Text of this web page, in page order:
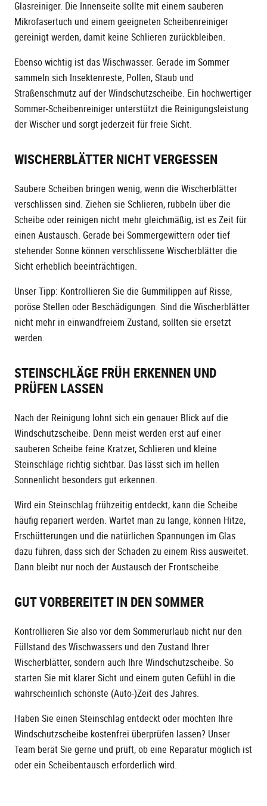
Glasreiniger. Die Innenseite sollte mit einem sauberen
Mikrofasertuch und einem geeigneten Scheibenreiniger
gereinigt werden, damit keine Schlieren zurückbleiben.
Ebenso wichtig ist das Wischwasser. Gerade im Sommer
sammeln sich Insektenreste, Pollen, Staub und
Straßenschmutz auf der Windschutzscheibe. Ein hochwertiger
Sommer-Scheibenreiniger unterstützt die Reinigungsleistung
der Wischer und sorgt jederzeit für freie Sicht.
WISCHERBLÄTTER NICHT VERGESSEN
Saubere Scheiben bringen wenig, wenn die Wischerblätter
verschlissen sind. Ziehen sie Schlieren, rubbeln über die
Scheibe oder reinigen nicht mehr gleichmäßig, ist es Zeit für
einen Austausch. Gerade bei Sommergewittern oder tief
stehender Sonne können verschlissene Wischerblätter die
Sicht erheblich beeinträchtigen.
Unser Tipp: Kontrollieren Sie die Gummilippen auf Risse,
poröse Stellen oder Beschädigungen. Sind die Wischerblätter
nicht mehr in einwandfreiem Zustand, sollten sie ersetzt
werden.
STEINSCHLÄGE FRÜH ERKENNEN UND
PRÜFEN LASSEN
Nach der Reinigung lohnt sich ein genauer Blick auf die
Windschutzscheibe. Denn meist werden erst auf einer
sauberen Scheibe feine Kratzer, Schlieren und kleine
Steinschläge richtig sichtbar. Das lässt sich im hellen
Sonnenlicht besonders gut erkennen.
Wird ein Steinschlag frühzeitig entdeckt, kann die Scheibe
häufig repariert werden. Wartet man zu lange, können Hitze,
Erschütterungen und die natürlichen Spannungen im Glas
dazu führen, dass sich der Schaden zu einem Riss ausweitet.
Dann bleibt nur noch der Austausch der Frontscheibe.
GUT VORBEREITET IN DEN SOMMER
Kontrollieren Sie also vor dem Sommerurlaub nicht nur den
Füllstand des Wischwassers und den Zustand Ihrer
Wischerblätter, sondern auch Ihre Windschutzscheibe. So
starten Sie mit klarer Sicht und einem guten Gefühl in die
wahrscheinlich schönste (Auto-)Zeit des Jahres.
Haben Sie einen Steinschlag entdeckt oder möchten Ihre
Windschutzscheibe kostenfrei überprüfen lassen? Unser
Team berät Sie gerne und prüft, ob eine Reparatur möglich ist
oder ein Scheibentausch erforderlich wird.